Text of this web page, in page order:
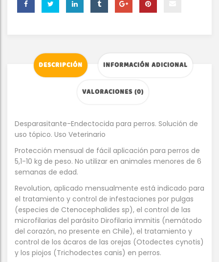
DESCRIPCIÓN INFORMACIÓN ADICIONAL
VALORACIONES (0)
Desparasitante-Endectocida para perros. Solución de
uso tópico. Uso Veterinario
Protección mensual de fácil aplicación para perros de
5,1-10 kg de peso. No utilizar en animales menores de 6
semanas de edad.
Revolution, aplicado mensualmente está indicado para
el tratamiento y control de infestaciones por pulgas
(especies de Ctenocephalides sp), el control de las
microfilarias del parásito Dirofilaria immitis (nemátodo
del corazón, no presente en Chile), el tratamiento y
control de los ácaros de las orejas (Otodectes cynotis)
y los piojos (Trichodectes canis) en perros.